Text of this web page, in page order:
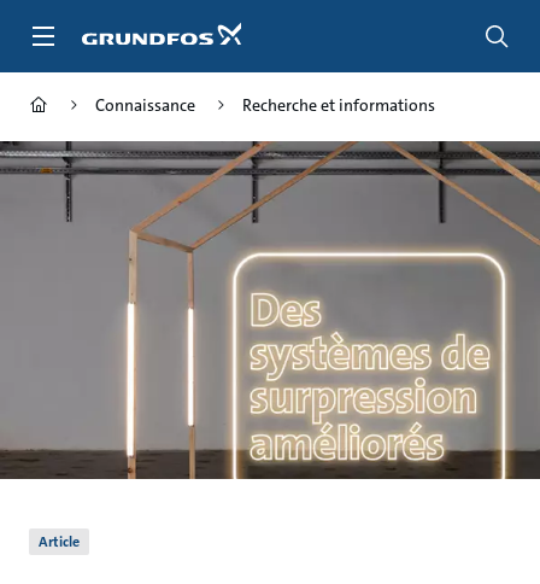
Connaissance Recherche et informations
Article